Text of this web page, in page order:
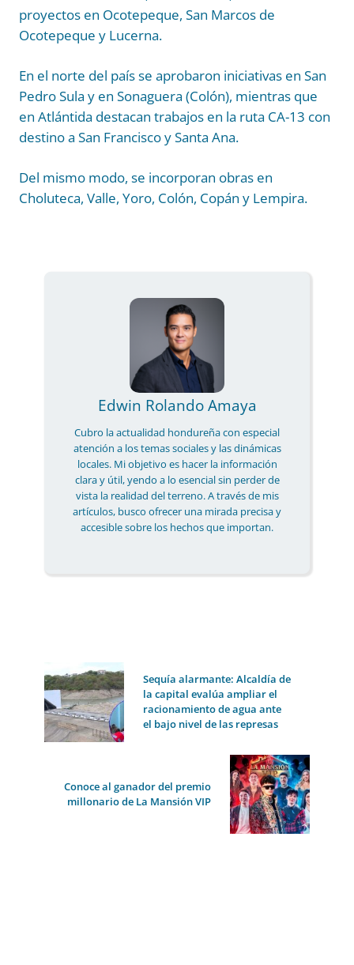
proyectos en Ocotepeque, San Marcos de
Ocotepeque y Lucerna.
En el norte del país se aprobaron iniciativas en San
Pedro Sula y en Sonaguera (Colón), mientras que
en Atlántida destacan trabajos en la ruta CA-13 con
destino a San Francisco y Santa Ana.
Del mismo modo, se incorporan obras en
Choluteca, Valle, Yoro, Colón, Copán y Lempira.
Edwin Rolando Amaya
Cubro la actualidad hondureña con especial
atención a los temas sociales y las dinámicas
locales. Mi objetivo es hacer la información
clara y útil, yendo a lo esencial sin perder de
vista la realidad del terreno. A través de mis
artículos, busco ofrecer una mirada precisa y
accesible sobre los hechos que importan.
Sequía alarmante: Alcaldía de
la capital evalúa ampliar el
racionamiento de agua ante
el bajo nivel de las represas
Conoce al ganador del premio
millonario de La Mansión VIP